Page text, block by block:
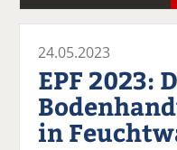
24.05.2023
EPF 2023:
in